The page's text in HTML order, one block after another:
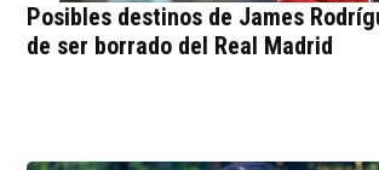
Posibles destinos de James
de ser borrado del Real Madrid